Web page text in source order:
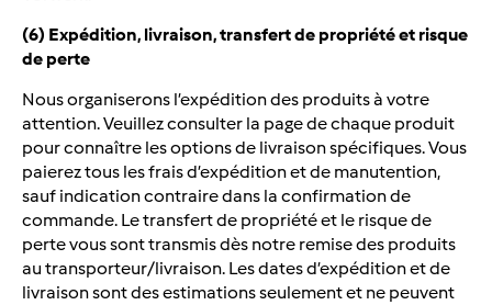
(6) Expédition, livraison, transfert de propriété et risque
de perte
Nous organiserons l’expédition des produits à votre
attention. Veuillez consulter la page de chaque produit
pour connaître les options de livraison spécifiques. Vous
paierez tous les frais d’expédition et de manutention,
sauf indication contraire dans la confirmation de
commande. Le transfert de propriété et le risque de
perte vous sont transmis dès notre remise des produits
au transporteur/livraison. Les dates d’expédition et de
livraison sont des estimations seulement et ne peuvent